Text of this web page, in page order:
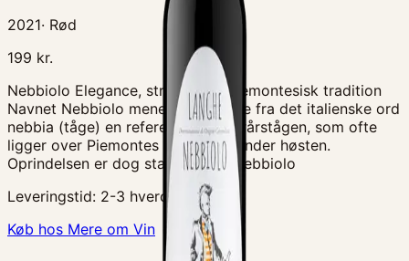
2021· Rød
199 kr.
Nebbiolo Elegance, struktur og piemontesisk tradition
Navnet Nebbiolo menes at stamme fra det italienske ord
nebbia (tåge) en reference til efterårstågen, som ofte
ligger over Piemontes vinmarker under høsten.
Oprindelsen er dog stadig uklar. Nebbiolo
Leveringstid: 2-3 hverdage
Køb hos Mere om Vin